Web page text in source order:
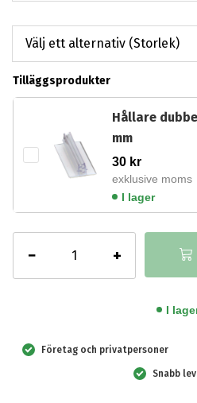
Tilläggsprodukter
Hållare
mm
30 kr
exklusive moms
I lager
−
Brandredskap
+
I
Företag och privatpersoner
Snabb